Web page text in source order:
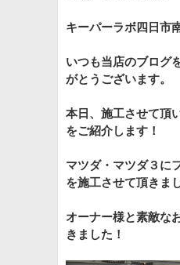
キーパーラボ四日市
いつも当店のブログ
がとうございます。
本日、施工させて頂
をご紹介します！
マツダ・マツダ３に
を施工させて頂きま
オーナー様と素敵な
きました！